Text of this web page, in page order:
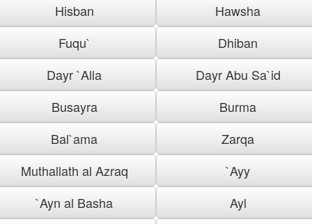
Hisban
Hawsha
Fuqu`
Dhiban
Dayr `Alla
Dayr Abu Sa`id
Busayra
Burma
Bal`ama
Zarqa
Muthallath al Azraq
`Ayy
`Ayn al Basha
Ayl